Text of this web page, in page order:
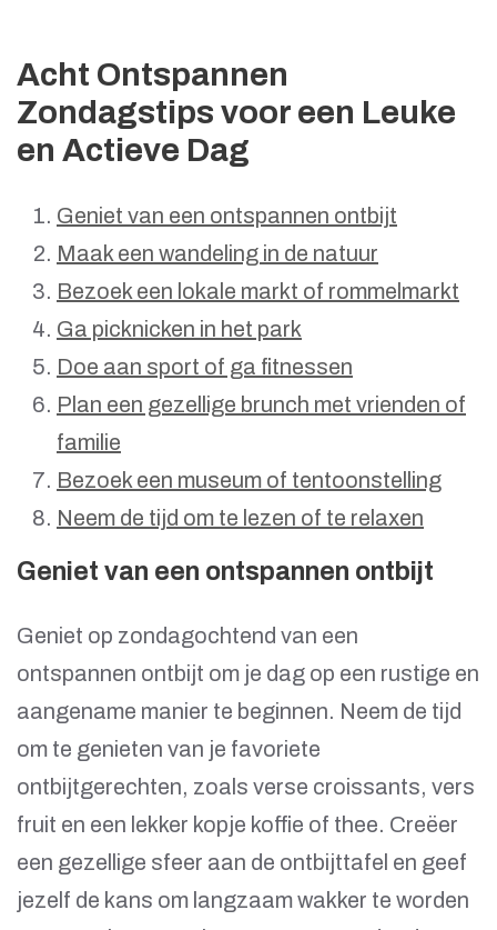
Acht Ontspannen
Zondagstips voor een Leuke
en Actieve Dag
Geniet van een ontspannen ontbijt
Maak een wandeling in de natuur
Bezoek een lokale markt of rommelmarkt
Ga picknicken in het park
Doe aan sport of ga fitnessen
Plan een gezellige brunch met vrienden of
familie
Bezoek een museum of tentoonstelling
Neem de tijd om te lezen of te relaxen
Geniet van een ontspannen ontbijt
Geniet op zondagochtend van een
ontspannen ontbijt om je dag op een rustige en
aangename manier te beginnen. Neem de tijd
om te genieten van je favoriete
ontbijtgerechten, zoals verse croissants, vers
fruit en een lekker kopje koffie of thee. Creëer
een gezellige sfeer aan de ontbijttafel en geef
jezelf de kans om langzaam wakker te worden